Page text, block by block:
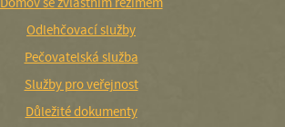
Odlehčovací služby
Pečovatelská služba
Služby pro veřejnost
Důležité dokumenty